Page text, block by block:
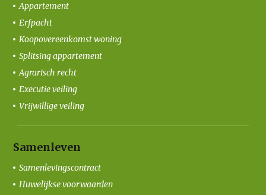
Appartement
Erfpacht
Koopovereenkomst woning
Splitsing appartement
Agrarisch recht
Executie veiling
Vrijwillige veiling
Samenleven
Samenlevingscontract
Huwelijkse voorwaarden